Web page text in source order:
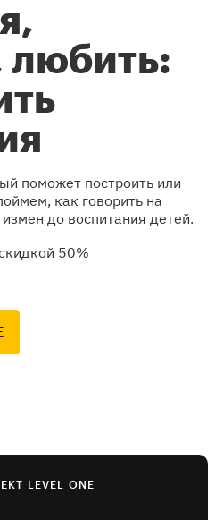
любить:
поможет построить или
как говорить на
до воспитания детей.
50%
LEVEL ONE